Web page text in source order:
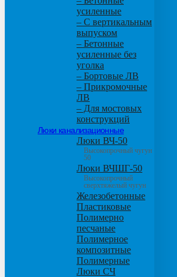
усиленные
– С вертикальным
выпуском
– Бетонные
усиленные без
уголка
– Бортовые ЛВ
– Прикромочные
ЛВ
– Для мостовых
конструкций
Люки канализационные
Люки ВЧ-50
Высокопрочный чугун
50
Люки ВЧШГ-50
Высокопрочный
сверхтяжелый чугун
Железобетонные
Пластиковые
Полимерно
песчаные
Полимерное
композитные
Полимерные
Люки СЧ